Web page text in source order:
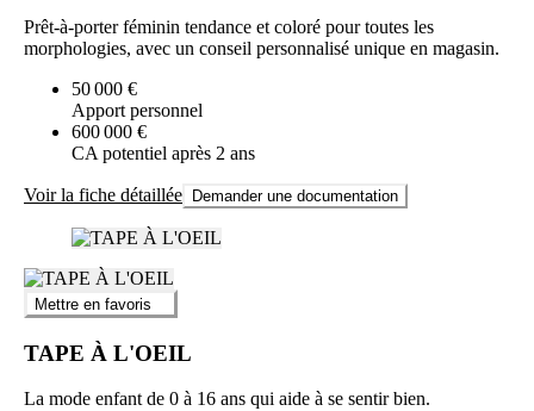
Prêt-à-porter féminin tendance et coloré pour toutes les
morphologies, avec un conseil personnalisé unique en magasin.
50 000 €
Apport personnel
600 000 €
CA potentiel après 2 ans
Voir la fiche détaillée Demander une documentation
Mettre en favoris
TAPE À L'OEIL
La mode enfant de 0 à 16 ans qui aide à se sentir bien.